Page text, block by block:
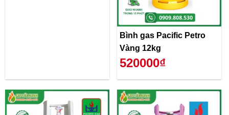
Bình gas Pacific Petro
Vàng 12kg
520000₫